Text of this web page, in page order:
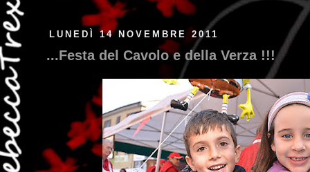
LUNEDÌ 14 NOVEMBRE 2011
...Festa del Cavolo e della Verza !!!